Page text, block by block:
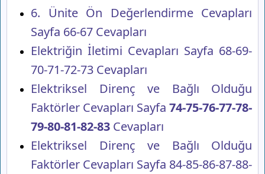
6. Ünite Ön Değerlendirme Cevapları
Sayfa 66-67 Cevapları
Elektriğin İletimi Cevapları Sayfa 68-69-
70-71-72-73 Cevapları
Elektriksel Direnç ve Bağlı Olduğu
Faktörler Cevapları Sayfa 74-75-76-77-78-
79-80-81-82-83 Cevapları
Elektriksel Direnç ve Bağlı Olduğu
Faktörler Cevapları Sayfa 84-85-86-87-88-